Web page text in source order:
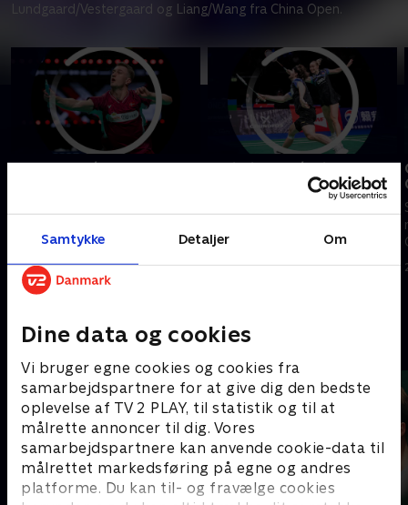
Samtykke Detaljer Om
Dine data og cookies
Vi bruger egne cookies og cookies fra
samarbejdspartnere for at give dig den bedste
oplevelse af TV 2 PLAY, til statistik og til at
målrette annoncer til dig. Vores
samarbejdspartnere kan anvende cookie-data til
målrettet markedsføring på egne og andres
platforme. Du kan til- og fravælge cookies
Lundgaard/Vestergaard og Liang/Wang fra China Open.
Lundgaard/Vestergaard-
kvartfinalen mellem
Liang/Wang fra China Open.
Christiansen/Bøje-
Gicquel/Delrue,
kvartfinale, China Open
kvartfinalen mellem
Andre så også